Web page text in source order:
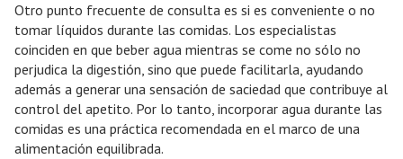
Otro punto frecuente de consulta es si es conveniente o no
tomar líquidos durante las comidas. Los especialistas
coinciden en que beber agua mientras se come no sólo no
perjudica la digestión, sino que puede facilitarla, ayudando
además a generar una sensación de saciedad que contribuye al
control del apetito. Por lo tanto, incorporar agua durante las
comidas es una práctica recomendada en el marco de una
alimentación equilibrada.